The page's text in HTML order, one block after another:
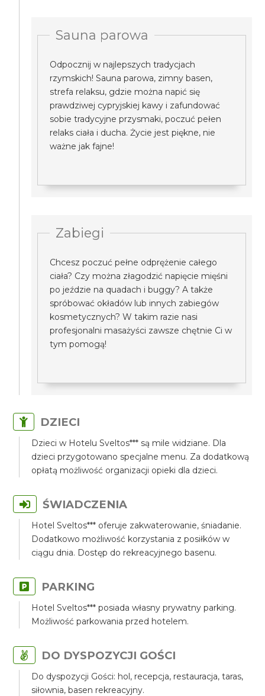
Sauna parowa
Odpocznij w najlepszych tradycjach
rzymskich! Sauna parowa, zimny basen,
strefa relaksu, gdzie można napić się
prawdziwej cypryjskiej kawy i zafundować
sobie tradycyjne przysmaki, poczuć pełen
relaks ciała i ducha. Życie jest piękne, nie
ważne jak fajne!
Zabiegi
Chcesz poczuć pełne odprężenie całego
ciała? Czy można złagodzić napięcie mięśni
po jeździe na quadach i buggy? A także
spróbować okładów lub innych zabiegów
kosmetycznych? W takim razie nasi
profesjonalni masażyści zawsze chętnie Ci w
tym pomogą!
DZIECI
Dzieci w Hotelu Sveltos*** są mile widziane. Dla
dzieci przygotowano specjalne menu. Za dodatkową
opłatą możliwość organizacji opieki dla dzieci.
ŚWIADCZENIA
Hotel Sveltos*** oferuje zakwaterowanie, śniadanie.
Dodatkowo możliwość korzystania z posiłków w
ciągu dnia. Dostęp do rekreacyjnego basenu.
PARKING
Hotel Sveltos*** posiada własny prywatny parking.
Możliwość parkowania przed hotelem.
DO DYSPOZYCJI GOŚCI
Do dyspozycji Gości: hol, recepcja, restauracja, taras,
siłownia, basen rekreacyjny.